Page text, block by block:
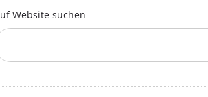
Website suchen